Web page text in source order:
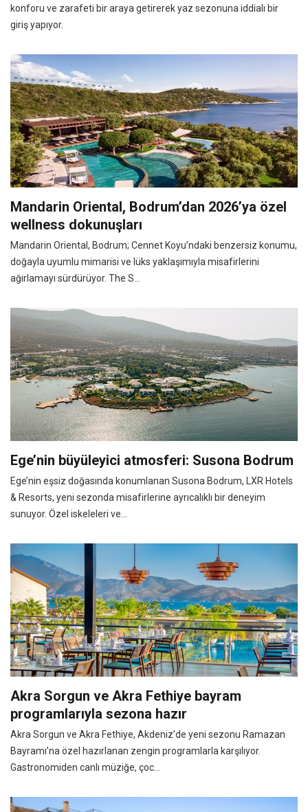
konforu ve zarafeti bir araya getirerek yaz sezonuna iddialı bir
giriş yapıyor.
Mandarin Oriental, Bodrum’dan 2026’ya özel
wellness dokunuşları
Mandarin Oriental, Bodrum; Cennet Koyu’ndaki benzersiz konumu,
doğayla uyumlu mimarisi ve lüks yaklaşımıyla misafirlerini
ağırlamayı sürdürüyor. The S...
Ege’nin büyüleyici atmosferi: Susona Bodrum
Ege’nin eşsiz doğasında konumlanan Susona Bodrum, LXR Hotels
& Resorts, yeni sezonda misafirlerine ayrıcalıklı bir deneyim
sunuyor. Özel iskeleleri ve...
Akra Sorgun ve Akra Fethiye bayram
programlarıyla sezona hazır
Akra Sorgun ve Akra Fethiye, Akdeniz’de yeni sezonu Ramazan
Bayramı’na özel hazırlanan zengin programlarla karşılıyor.
Gastronomiden canlı müziğe, çoc...